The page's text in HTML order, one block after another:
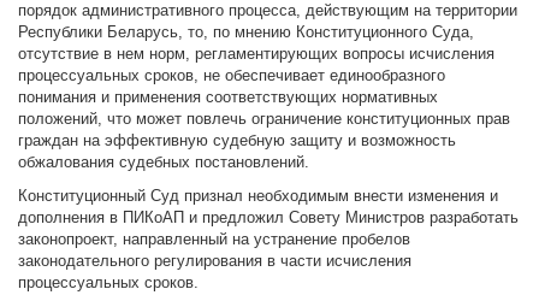
порядок административного процесса, действующим на территории
Республики Беларусь, то, по мнению Конституционного Суда,
отсутствие в нем норм, регламентирующих вопросы исчисления
процессуальных сроков, не обеспечивает единообразного
понимания и применения соответствующих нормативных
положений, что может повлечь ограничение конституционных прав
граждан на эффективную судебную защиту и возможность
обжалования судебных постановлений.
Конституционный Суд признал необходимым внести изменения и
дополнения в ПИКоАП и предложил Совету Министров разработать
законопроект, направленный на устранение пробелов
законодательного регулирования в части исчисления
процессуальных сроков.